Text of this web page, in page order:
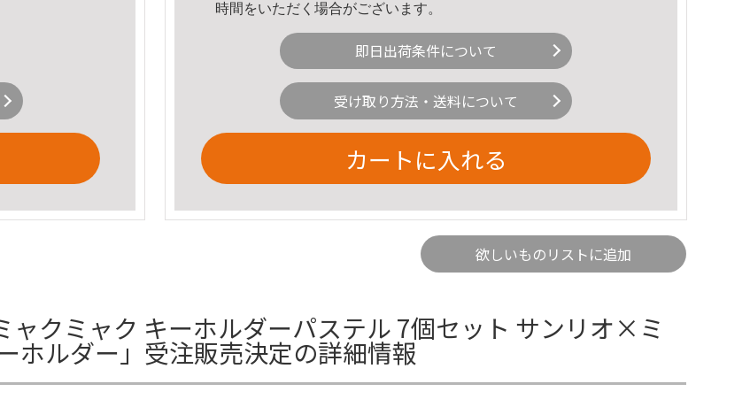
時間をいただく場合がございます。
即日出荷条件について
受け取り方法・送料について
カートに入れる
欲しいものリストに追加
ャクミャク キーホルダーパステル 7個セット サンリオ×ミ
ホルダー」受注販売決定の詳細情報